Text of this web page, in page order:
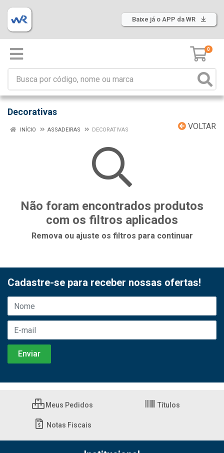
Baixe já o APP da WR
0
Decorativas
VOLTAR
INÍCIO ASSADEIRAS DECORATIVAS
Não foram encontrados produtos
com os filtros aplicados
Remova ou ajuste os filtros para continuar
Cadastre-se para receber nossas ofertas!
Meus Pedidos Títulos
Notas Fiscais